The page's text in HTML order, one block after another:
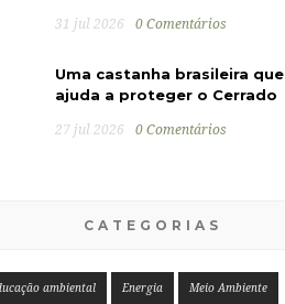
31 jul 2026 0 Comentários
Uma castanha brasileira que
ajuda a proteger o Cerrado
27 jul 2026 0 Comentários
CATEGORIAS
ambiental Energia Meio Ambiente